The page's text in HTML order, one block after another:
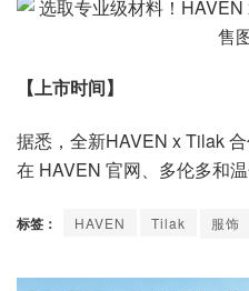
【上市时间】
据悉，全新HAVEN x Tilak
在 HAVEN 官网、多伦多和温
标签： HAVEN Tilak 服饰